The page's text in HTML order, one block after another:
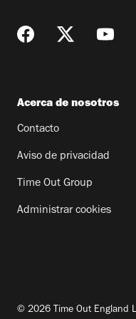
Acerca de nosotros
Contacto
Aviso de privacidad
Time Out Group
Administrar cookies
© 2026 Time Out England